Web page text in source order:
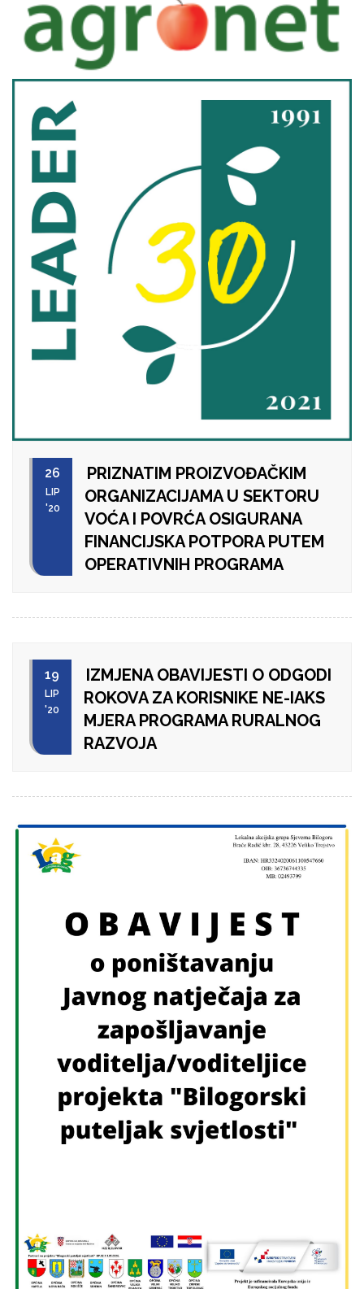
26
LIP
'20
PRIZNATIM PROIZVOĐAČKIM
ORGANIZACIJAMA U SEKTORU
VOĆA I POVRĆA OSIGURANA
FINANCIJSKA POTPORA PUTEM
OPERATIVNIH PROGRAMA
19
LIP
'20
IZMJENA OBAVIJESTI O ODGODI
ROKOVA ZA KORISNIKE NE-IAKS
MJERA PROGRAMA RURALNOG
RAZVOJA